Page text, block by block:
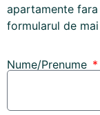
apartamente
formularul de
Nume/Prenume